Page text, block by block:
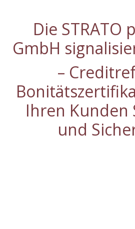
Die STRATO
GmbH
–
Ihren Kunden
und